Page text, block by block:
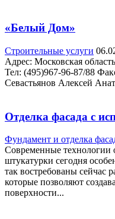
«Белый Дом»
Строительные услуги
Адрес: Московская
Teл: (495)967-96-87/88
Севастьянов Алексей
Отделка фасада с
Фундамент и отделка
Современные технологии
штукатурки сегодня
так востребованы сейчас
которые позволяют
поверхности...